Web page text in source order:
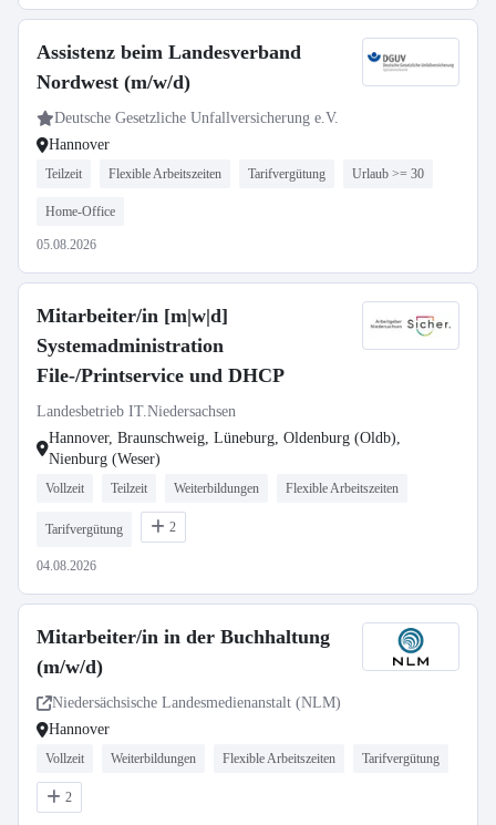
Assistenz beim Landesverband
Nordwest (m/w/d)
Deutsche Gesetzliche Unfallversicherung e.V.
Hannover
Teilzeit Flexible Arbeitszeiten Tarifvergütung Urlaub >= 30
Home-Office
05.08.2026
Mitarbeiter/in [m|w|d]
Systemadministration
File-/Printservice und DHCP
Landesbetrieb IT.Niedersachsen
Hannover, Braunschweig, Lüneburg, Oldenburg (Oldb),
Nienburg (Weser)
Vollzeit Teilzeit Weiterbildungen Flexible Arbeitszeiten
Tarifvergütung 2
04.08.2026
Mitarbeiter/in in der Buchhaltung
(m/w/d)
Niedersächsische Landesmedienanstalt (NLM)
Hannover
Vollzeit Weiterbildungen Flexible Arbeitszeiten Tarifvergütung
2